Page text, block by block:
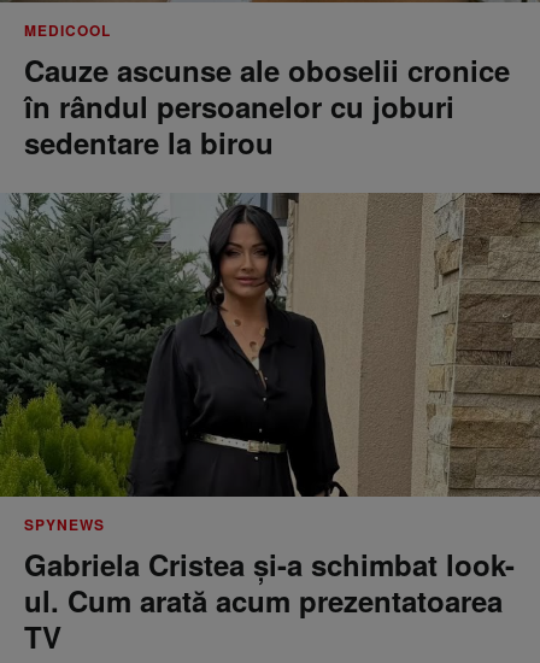
MEDICOOL
Cauze ascunse ale oboselii cronice
în rândul persoanelor cu joburi
sedentare la birou
SPYNEWS
Gabriela Cristea și-a schimbat look-
ul. Cum arată acum prezentatoarea
TV